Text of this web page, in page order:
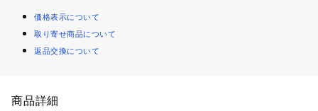
価格表示について
取り寄せ商品について
返品交換について
商品詳細